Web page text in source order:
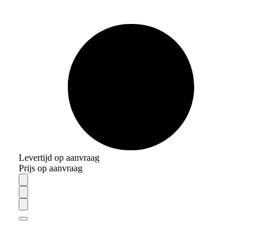
Levertijd op aanvraag
Prijs op aanvraag